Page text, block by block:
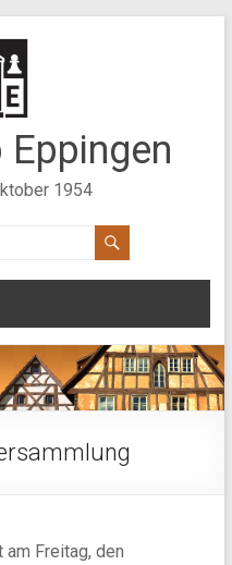
1954
Freitag, den